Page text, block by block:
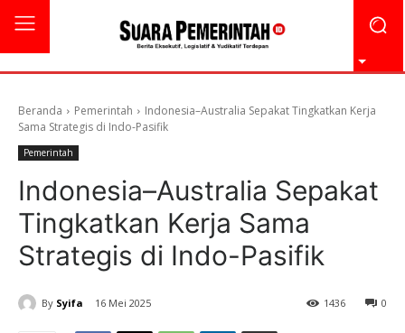
Beranda Pemerintah
Indonesia–Australia Sepakat Tingkatkan Kerja
Sama Strategis di Indo-Pasifik
Pemerintah
Indonesia–Australia Sepakat
Tingkatkan Kerja Sama
Strategis di Indo-Pasifik
By Syifa 16 Mei 2025 0
1436